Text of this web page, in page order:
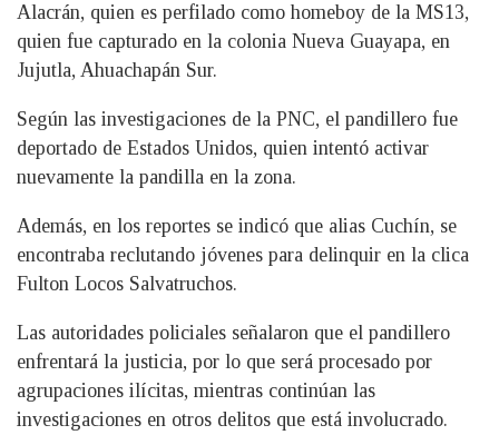
Alacrán, quien es perfilado como homeboy de la MS13,
quien fue capturado en la colonia Nueva Guayapa, en
Jujutla, Ahuachapán Sur.
Según las investigaciones de la PNC, el pandillero fue
deportado de Estados Unidos, quien intentó activar
nuevamente la pandilla en la zona.
Además, en los reportes se indicó que alias Cuchín, se
encontraba reclutando jóvenes para delinquir en la clica
Fulton Locos Salvatruchos.
Las autoridades policiales señalaron que el pandillero
enfrentará la justicia, por lo que será procesado por
agrupaciones ilícitas, mientras continúan las
investigaciones en otros delitos que está involucrado.